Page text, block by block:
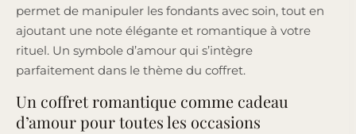
permet de manipuler les fondants avec soin, tout en
ajoutant une note élégante et romantique à votre
rituel. Un symbole d’amour qui s’intègre
parfaitement dans le thème du coffret.
Un coffret romantique comme cadeau
d’amour pour toutes les occasions